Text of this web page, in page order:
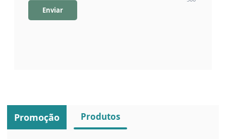
Enviar
Promoção Produtos